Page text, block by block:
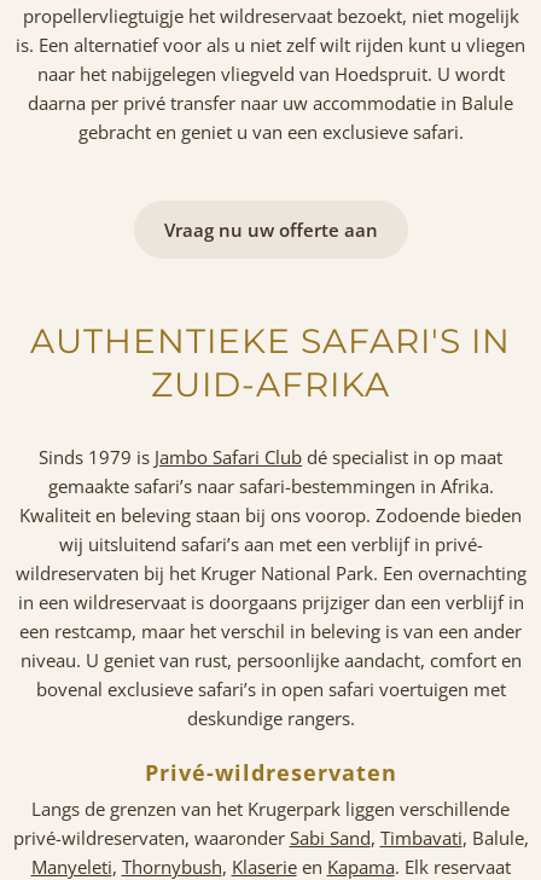
propellervliegtuigje het wildreservaat bezoekt, niet mogelijk
is. Een alternatief voor als u niet zelf wilt rijden kunt u vliegen
naar het nabijgelegen vliegveld van Hoedspruit. U wordt
daarna per privé transfer naar uw accommodatie in Balule
gebracht en geniet u van een exclusieve safari.
Vraag nu uw offerte aan
AUTHENTIEKE SAFARI'S IN
ZUID-AFRIKA
Sinds 1979 is Jambo Safari Club dé specialist in op maat
gemaakte safari’s naar safari-bestemmingen in Afrika.
Kwaliteit en beleving staan bij ons voorop. Zodoende bieden
wij uitsluitend safari’s aan met een verblijf in privé-
wildreservaten bij het Kruger National Park. Een overnachting
in een wildreservaat is doorgaans prijziger dan een verblijf in
een restcamp, maar het verschil in beleving is van een ander
niveau. U geniet van rust, persoonlijke aandacht, comfort en
bovenal exclusieve safari’s in open safari voertuigen met
deskundige rangers.
Privé-wildreservaten
Langs de grenzen van het Krugerpark liggen verschillende
privé-wildreservaten, waaronder Sabi Sand, Timbavati, Balule,
Manyeleti, Thornybush, Klaserieen Kapama. Elk reservaat